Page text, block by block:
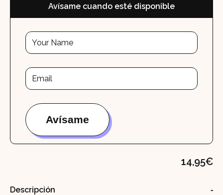
Avísame cuando esté disponible
14,95€
Descripción